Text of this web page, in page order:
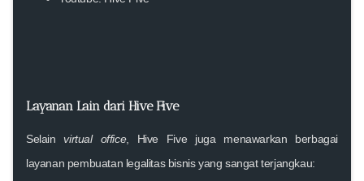
Layanan Lain dari Hive Five
Selainvirtual office, Hive Five juga menawarkan berbagai
layanan pembuatan legalitas bisnis yang sangat terjangkau: